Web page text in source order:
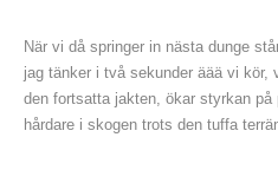
När vi då springer in nästa dunge
jag tänker i två sekunder äää vi kör,
den fortsatta jakten, ökar styrkan på
hårdare i skogen trots den tuffa